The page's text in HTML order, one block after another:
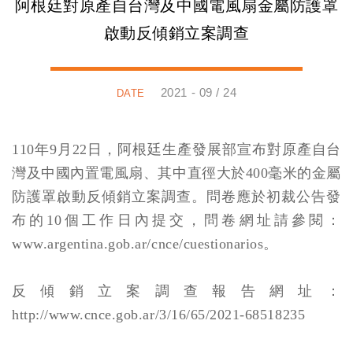
阿根廷對原產自台灣及中國電風扇金屬防護罩
啟動反傾銷立案調查
2021 - 09 / 24
110年9月22日，阿根廷生產發展部宣布對原產自台
灣及中國內置電風扇、其中直徑大於400毫米的金屬
防護罩啟動反傾銷立案調查。問卷應於初裁公告發
布的10個工作日內提交，問卷網址請參閱：
www.argentina.gob.ar/cnce/cuestionarios。
反傾銷立案調查報告網址：
http://www.cnce.gob.ar/3/16/65/2021-68518235